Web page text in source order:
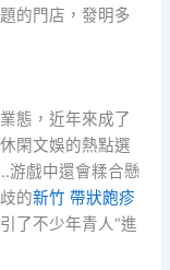
的門店，發明多
態，近年來成了
閑文娛的熱點選
游戲中還會糅合懸
的新竹 帶狀皰疹
了不少年青人“進